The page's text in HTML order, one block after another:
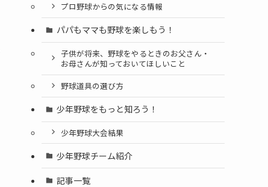
プロ野球からの気になる情報
パパもママも野球を楽しもう！
子供が将来、野球をやるときのお父さん・
お母さんが知っておいてほしいこと
野球道具の選び方
少年野球をもっと知ろう！
少年野球大会結果
少年野球チーム紹介
記事一覧